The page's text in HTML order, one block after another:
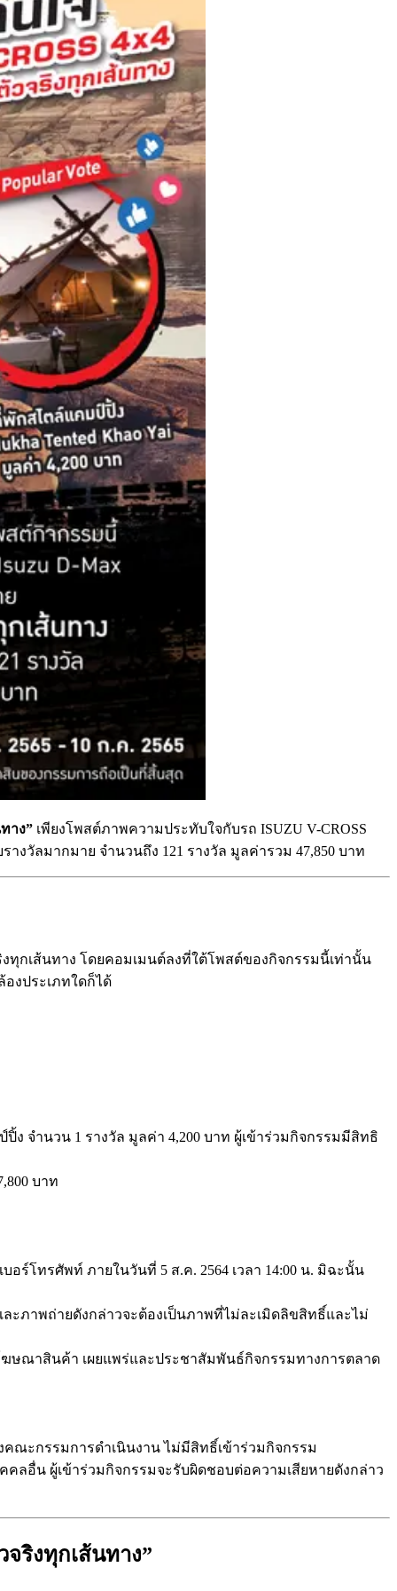
าง” เพียงโพสต์ภาพความประทับใจกับรถ ISUZU V-CROSS
วัลมากมาย จำนวนถึง 121 รางวัล มูลค่ารวม 47,850 บาท
ทุกเส้นทาง โดยคอมเมนต์ลงที่ใต้โพสต์ของกิจกรรมนี้เท่านั้น
งประเภทใดก็ได้
ง จำนวน 1 รางวัล มูลค่า 4,200 บาท ผู้เข้าร่วมกิจกรรมมีสิทธิ
บาท
อร์โทรศัพท์ ภายในวันที่ 5 ส.ค. 2564 เวลา 14:00 น. มิฉะนั้น
ะภาพถ่ายดังกล่าวจะต้องเป็นภาพที่ไม่ละเมิดลิขสิทธิ์และไม่
ษณาสินค้า เผยแพร่และประชาสัมพันธ์กิจกรรมทางการตลาด
ณะกรรมการดำเนินงาน ไม่มีสิทธิ์เข้าร่วมกิจกรรม
ลอื่น ผู้เข้าร่วมกิจกรรมจะรับผิดชอบต่อความเสียหายดังกล่าว
ริงทุกเส้นทาง”